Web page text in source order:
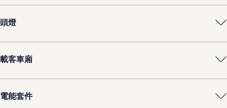
頭燈
載客車廂
電能套件